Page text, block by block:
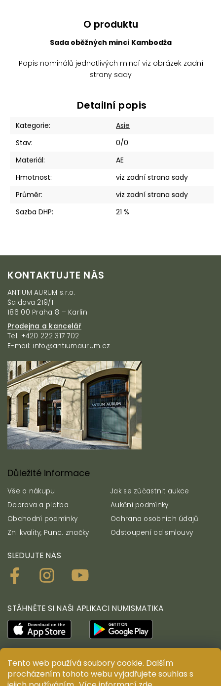
Tento web používá soubory cookie. Dalším
procházením tohoto webu vyjadřujete souhlas s
O produktu
Sada oběžných mincí Kambodža
Popis nominálů jednotlivých mincí viz obrázek zadní
strany sady
Detailní popis
Kategorie:
Asie
Stav:
0/0
Materiál:
AE
Hmotnost:
viz zadní strana sady
Průměr:
viz zadní strana sady
Sazba DHP: 21 %
KONTAKTUJTE NÁS
ANTIUM AURUM s.r.o.
Šaldova 219/1
186 00 Praha 8 – Karlín
Prodejna a kancelář
Tel. +420 222 317 702
E-mail: info@antiumaurum.cz
Důležité informace
Vše o nákupu
Jak se zúčastnit aukce
Doprava a platba
Aukční podmínky
Obchodní podmínky
Ochrana osobních údajů
Zn. kvality, Punc. značky
Odstoupení od smlouvy
SLEDUJTE NÁS
STÁHNĚTE SI NAŠI APLIKACI NUMISMATIKA
© ANTIUM AURUM s.r.o. Všechna práva vyhrazena.
Kopírování, duplikování, reprodukce a distribuce